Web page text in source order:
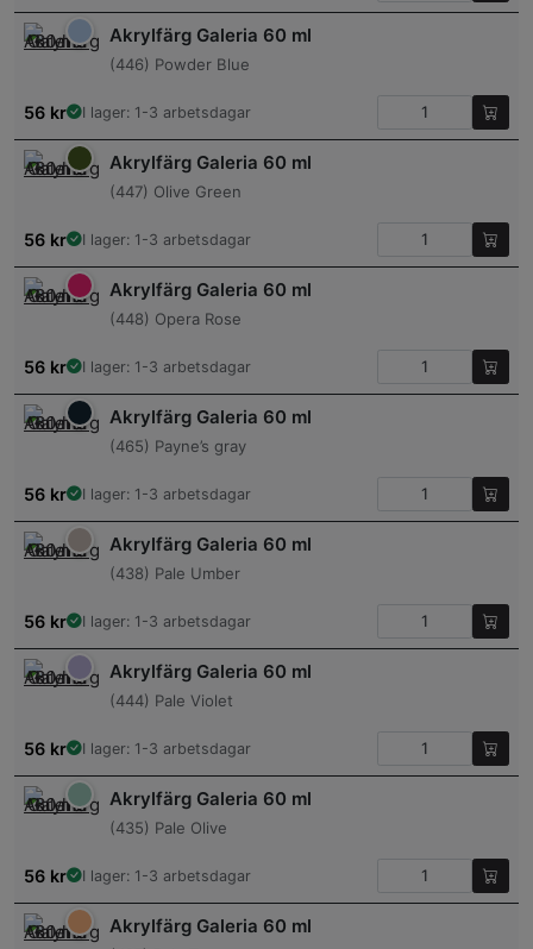
Akrylfärg Galeria 60 ml
(446) Powder Blue
56 kr I lager: 1-3 arbetsdagar
Akrylfärg Galeria 60 ml
(447) Olive Green
56 kr I lager: 1-3 arbetsdagar
Akrylfärg Galeria 60 ml
(448) Opera Rose
56 kr I lager: 1-3 arbetsdagar
Akrylfärg Galeria 60 ml
(465) Payne’s gray
56 kr I lager: 1-3 arbetsdagar
Akrylfärg Galeria 60 ml
(438) Pale Umber
56 kr I lager: 1-3 arbetsdagar
Akrylfärg Galeria 60 ml
(444) Pale Violet
56 kr I lager: 1-3 arbetsdagar
Akrylfärg Galeria 60 ml
(435) Pale Olive
56 kr I lager: 1-3 arbetsdagar
Akrylfärg Galeria 60 ml